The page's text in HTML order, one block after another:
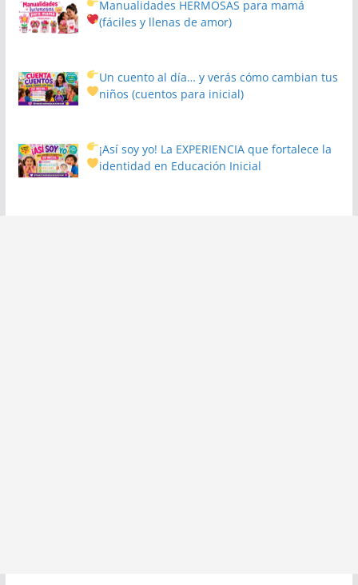
Manualidades HERMOSAS para mamá
(fáciles y llenas de amor)
Un cuento al día… y verás cómo cambian tus
niños(cuentos para inicial)
¡Así soy yo! La EXPERIENCIA que fortalece la
identidad en Educación Inicial